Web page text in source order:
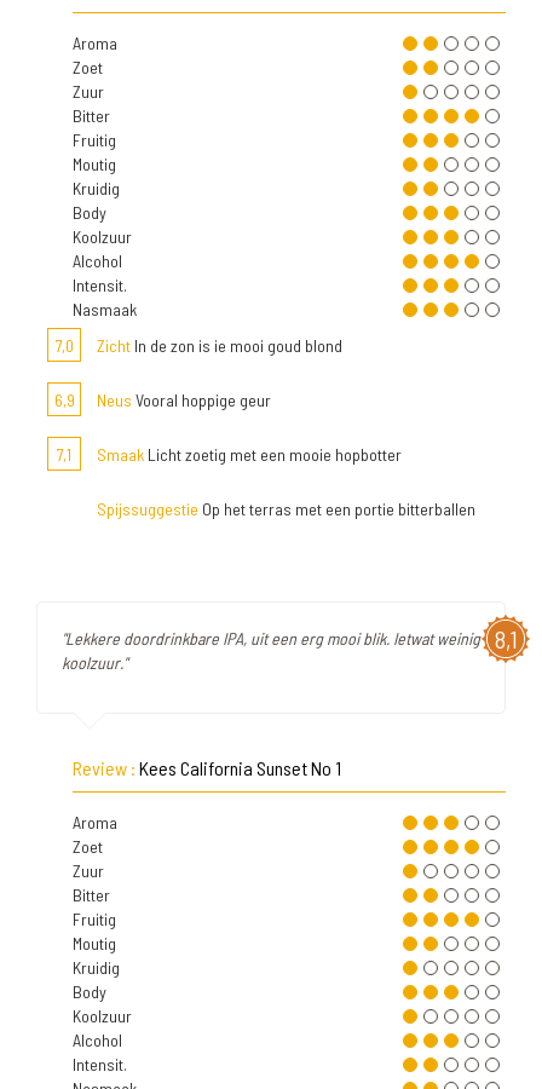
Aroma
Zoet
Zuur
Bitter
Fruitig
Moutig
Kruidig
Body
Koolzuur
Alcohol
Intensit.
Nasmaak
7,0
Zicht In de zon is ie mooi goud blond
6,9 Neus Vooral hoppige geur
7,1 Smaak Licht zoetig met een mooie hopbotter
Spijssuggestie Op het terras met een portie bitterballen
8,1
"Lekkere doordrinkbare IPA, uit een erg mooi blik. Ietwat weinig
koolzuur."
Review : Kees California Sunset No 1
Aroma
Zoet
Zuur
Bitter
Fruitig
Moutig
Kruidig
Body
Koolzuur
Alcohol
Intensit.